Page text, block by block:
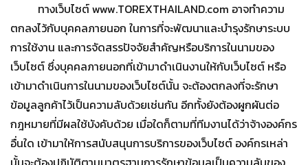
ทางเว็บไซต์ www.TOREXTHAILAND.com อาจทำความ
ตกลงไว้กับบุคคลภายนอก ในการที่จะพัฒนาและบำรุงรักษาระบบ
การใช้งาน และการจัดสรรปัจจัยสำคัญหรือบริการในนามของ
เว็บไซต์ ซึ่งบุคคลภายนอกที่เข้ามาดำเนินงานให้กับเว็บไซต์ หรือ
เข้ามาดำเนินการในนามของเว็บไซต์นั้น จะต้องตกลงที่จะรักษา
ข้อมูลลูกค้าไว้เป็นความลับด้วยเช่นกัน อีกทั้งยังต้องผูกผันต่อ
กฎหมายที่มีผลใช้บังคับด้วย เมื่อใดก็ตามที่ทีมงานได้ว่าจ้างองค์กร
อื่นใด เข้ามาให้การสนับสนุนการบริการของเว็บไซต์ องค์กรเหล่า